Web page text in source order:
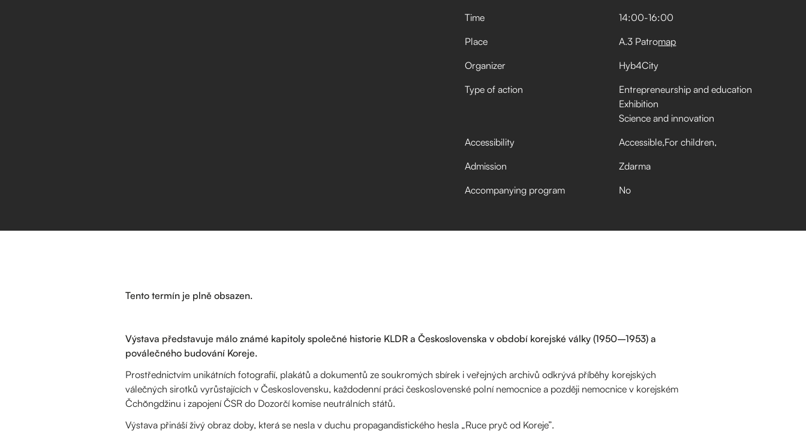
Time
14:00-16:00
Place
A.3 Patromap
Organizer
Hyb4City
Type of action
Entrepreneurship and education
Exhibition
Science and innovation
Accessibility
Accessible For children
Admission
Zdarma
Accompanying program
No
Tento termín je plně obsazen.
Výstava představuje málo známé kapitoly společné historie KLDR a Československa v období korejské války (1950–1953) a
poválečného budování Koreje.
Prostřednictvím unikátních fotografií, plakátů a dokumentů ze soukromých sbírek i veřejných archivů odkrývá příběhy korejských
válečných sirotků vyrůstajících v Československu, každodenní práci československé polní nemocnice a později nemocnice v korejském
Čchŏngdžinu i zapojení ČSR do Dozorčí komise neutrálních států.
Výstava přináší živý obraz doby, která se nesla v duchu propagandistického hesla „Ruce pryč od Koreje”.